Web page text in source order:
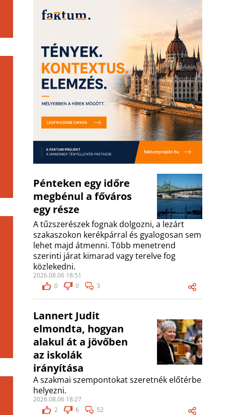
Pénteken egy időre
megbénul a főváros
egy része
A tűzszerészek fognak dolgozni, a lezárt
szakaszokon kerékpárral és gyalogosan sem
lehet majd átmenni. Több menetrend
szerinti járat kimarad vagy terelve fog
közlekedni.
2026.08.06 18:51
0
0 3
Lannert Judit
elmondta, hogyan
alakul át a jövőben
az iskolák
irányítása
A szakmai szempontokat szeretnék előtérbe
helyezni.
2026.08.06 18:27
2
6 52